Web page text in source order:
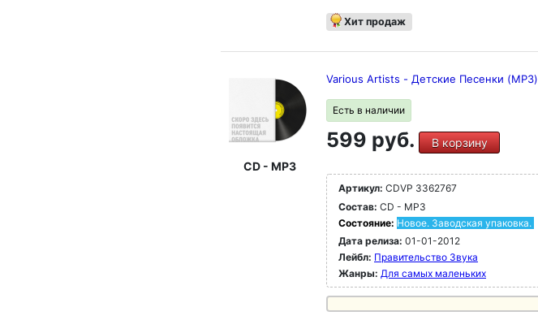
Хит продаж
CD - MP3
Various Artists - Детские Песенки (MP3)
Есть в наличии
599 руб. В корзину
Артикул: CDVP 3362767
Состав: CD - MP3
Состояние: Новое. Заводская упаковка.
Дата релиза: 01-01-2012
Лейбл: Правительство Звука
Жанры: Для самых маленьких